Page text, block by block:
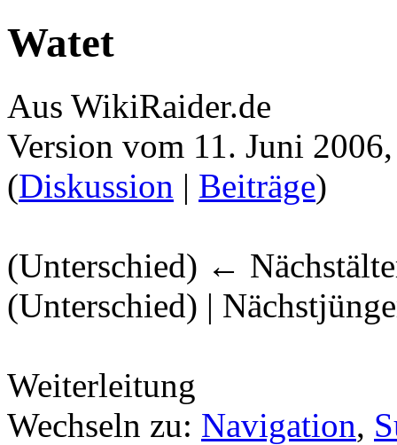
Watet
Aus WikiRaider.de
Version vom 11. Juni
(Diskussion | Beiträge)
(Unterschied) ←
(Unterschied) |
Weiterleitung
Wechseln zu: Navigation,